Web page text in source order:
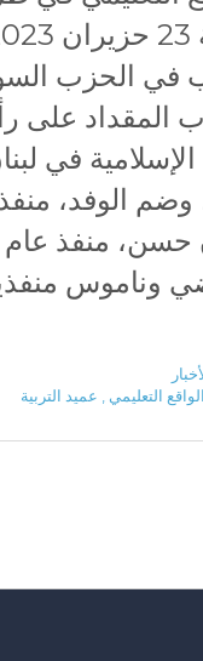
في الحزب
المقداد على
في
الوفد،
حسن، منفذ
وناموس
الواقع التعليمي عميد التربية